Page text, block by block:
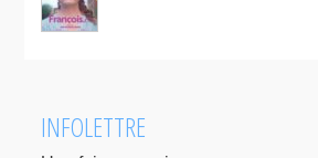
INFOLETTRE